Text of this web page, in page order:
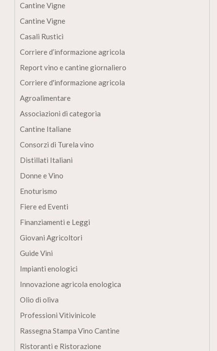
Cantine Vigne
Cantine Vigne
Casali Rustici
Corriere d’informazione agricola
Report vino e cantine giornaliero
Corriere d'informazione agricola
Agroalimentare
Associazioni di categoria
Cantine Italiane
Consorzi di Turela vino
Distillati Italiani
Donne e Vino
Enoturismo
Fiere ed Eventi
Finanziamenti e Leggi
Giovani Agricoltori
Guide Vini
Impianti enologici
Innovazione agricola enologica
Olio di oliva
Professioni Vitivinicole
Rassegna Stampa Vino Cantine
Ristoranti e Ristorazione